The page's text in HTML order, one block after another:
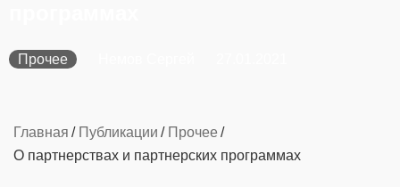
Прочее
Главная Публикации
Прочее
О партнерствах и партнерских программах